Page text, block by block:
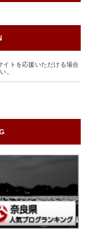
イトを応援いただける場合
。